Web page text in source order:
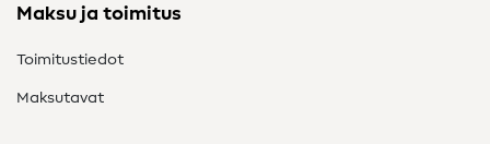
Maksu ja toimitus
Toimitustiedot
Maksutavat